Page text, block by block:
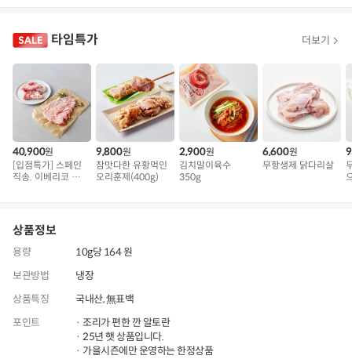
타임특가 더보기
40,900원
[입점특가] 스페인
직송. 이베리코 삼
9,800원
참맛다한 유황먹인
오리훈제(400g)
2,900원
김치말이육수
350g
6,600원
무항생제 닭다리살
상품정보
용량
10g당 164 원
보관방법
냉장
상품특징
국내산, 無표백
포인트
· 조리가 편한 깐 알토란
· 25년 햇 상품입니다.
· 가을시즌에만 운영하는 한정상품